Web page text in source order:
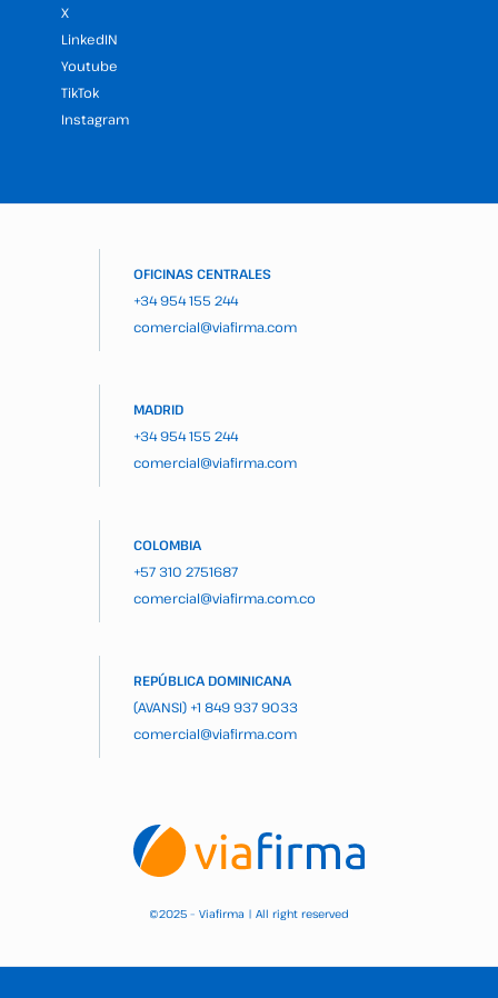
X
LinkedIN
Youtube
TikTok
Instagram
OFICINAS CENTRALES
+34 954 155 244
comercial@viafirma.com
MADRID
+34 954 155 244
comercial@viafirma.com
COLOMBIA
+57 310 2751687
comercial@viafirma.com.co
REPÚBLICA DOMINICANA
(AVANSI) +1 849 937 9033
comercial@viafirma.com
©2025 – Viafirma | All right reserved